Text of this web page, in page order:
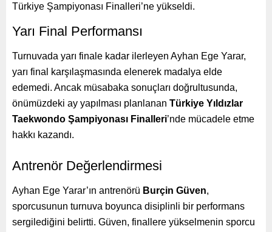
Türkiye Şampiyonası Finalleri’ne yükseldi.
Yarı Final Performansı
Turnuvada yarı finale kadar ilerleyen Ayhan Ege Yarar,
yarı final karşılaşmasında elenerek madalya elde
edemedi. Ancak müsabaka sonuçları doğrultusunda,
önümüzdeki ay yapılması planlanan Türkiye Yıldızlar
Taekwondo Şampiyonası Finalleri’nde mücadele etme
hakkı kazandı.
Antrenör Değerlendirmesi
Ayhan Ege Yarar’ın antrenörü Burçin Güven,
sporcusunun turnuva boyunca disiplinli bir performans
sergilediğini belirtti. Güven, finallere yükselmenin sporcu